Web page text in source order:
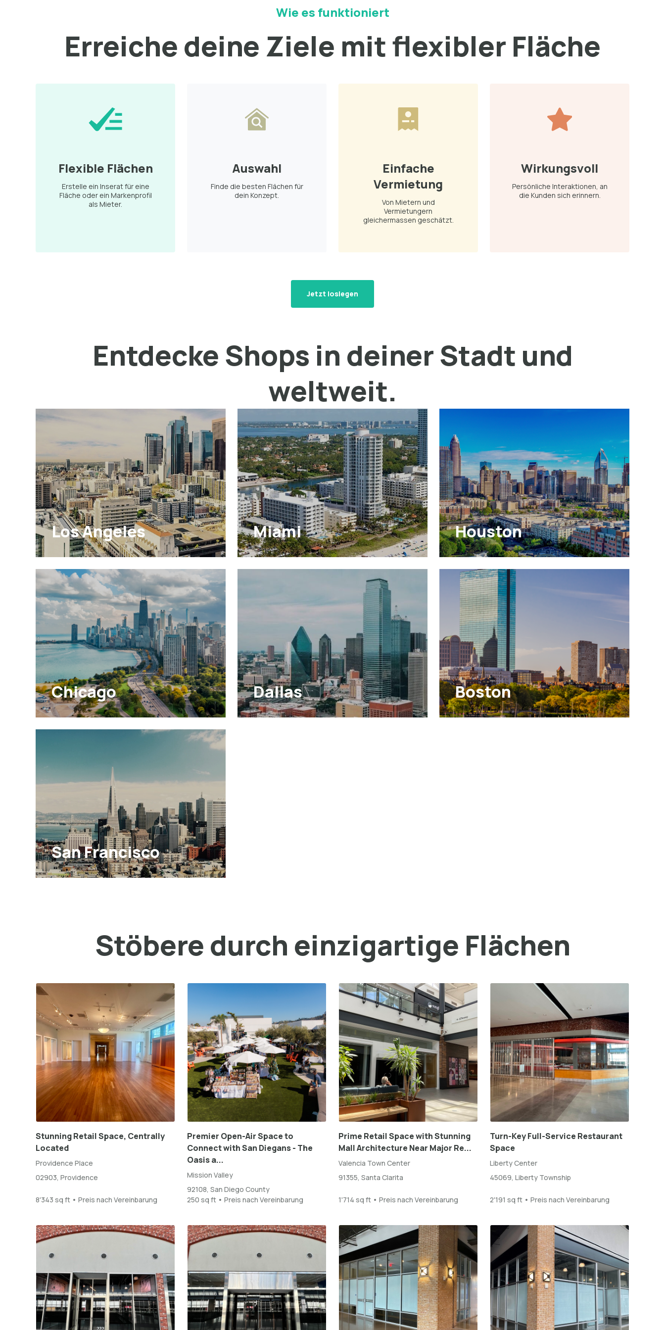
Wie es funktioniert
Erreiche deine Ziele mit flexibler Fläche
Flexible Flächen
Erstelle ein Inserat für eine
Fläche oder ein Markenprofil
als Mieter.
Auswahl
Finde die besten Flächen für
dein Konzept.
Einfache
Vermietung
Von Mietern und
Vermietungern
gleichermassen geschätzt.
Wirkungsvoll
Persönliche Interaktionen, an
die Kunden sich erinnern.
Jetzt loslegen
Entdecke Shops in deiner Stadt und
weltweit.
Los Angeles Miami Houston
Chicago Dallas Boston
San Francisco
Stöbere durch einzigartige Flächen
Stunning Retail Space, Centrally
Located
Providence Place
02903, Providence
8'343 sq ft • Preis nach Vereinbarung
Premier Open-Air Space to
Connect with San Diegans - The
Oasis a...
Mission Valley
92108, San Diego County
250 sq ft • Preis nach Vereinbarung
Prime Retail Space with Stunning
Mall Architecture Near Major Re...
Valencia Town Center
91355, Santa Clarita
1'714 sq ft • Preis nach Vereinbarung
Turn-Key Full-Service Restaurant
Space
Liberty Center
45069, Liberty Township
2'191 sq ft • Preis nach Vereinbarung